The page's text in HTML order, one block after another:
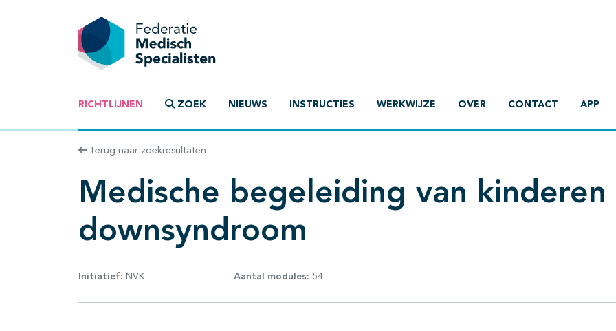
RICHTLIJNEN ZOEK NIEUWS INSTRUCTIES WERKWIJZE OVER CONTACT APP
Terug naar zoekresultaten
Medische begeleiding van
downsyndroom
Initiatief: NVK Aantal modules: 54